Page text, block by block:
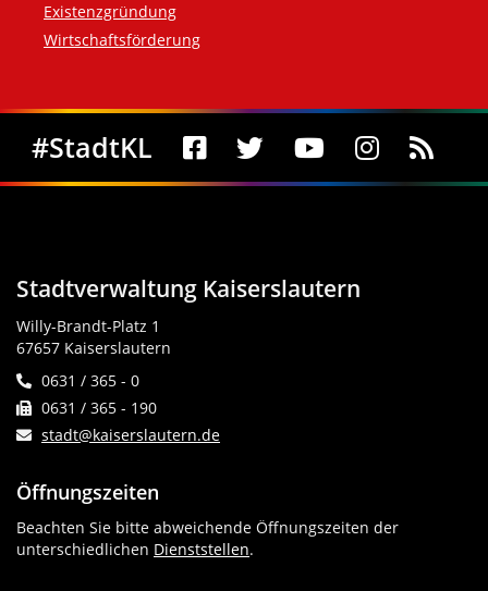
Existenzgründung
Wirtschaftsförderung
Social Media
#StadtKL
Stadtverwaltung Kaiserslautern
Willy-Brandt-Platz 1
67657 Kaiserslautern
0631 / 365 - 0
0631 / 365 - 190
stadt@kaiserslautern.de
Öffnungszeiten
Beachten Sie bitte abweichende Öffnungszeiten der
unterschiedlichen Dienststellen.